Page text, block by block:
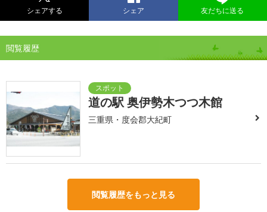
シェアする シェア 友だちに送る
閲覧履歴
道の駅 奥伊勢木つつ木館
三重県・度会郡大紀町
閲覧履歴をもっと見る